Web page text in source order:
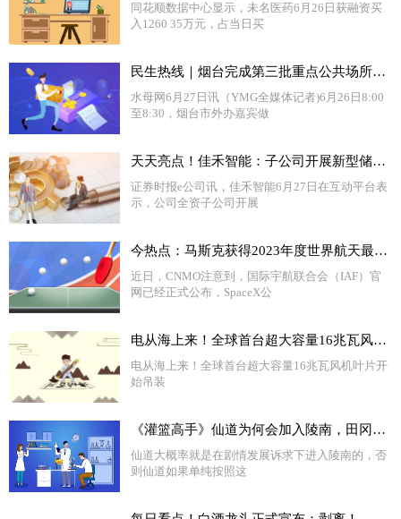
同花顺数据中心显示，未名医药6月26日获融资买
入1260 35万元，占当日买
民生热线｜烟台完成第三批重点公共场所外语标识规范行动
水母网6月27日讯（YMG全媒体记者)6月26日8:00
至8:30，烟台市外办嘉宾做
天天亮点！佳禾智能：子公司开展新型储能业务 预计9月底试产
证券时报e公司讯，佳禾智能6月27日在互动平台表
示，公司全资子公司开展
今热点：马斯克获得2023年度世界航天最高奖 星舰成功率已大增
近日，CNMO注意到，国际宇航联合会（IAF）官
网已经正式公布，SpaceX公
电从海上来！全球首台超大容量16兆瓦风机叶片开始吊装
电从海上来！全球首台超大容量16兆瓦风机叶片开
始吊装
《灌篮高手》仙道为何会加入陵南，田冈给了多少好处？|今日精选
仙道大概率就是在剧情发展诉求下进入陵南的，否
则仙道如果单纯按照这